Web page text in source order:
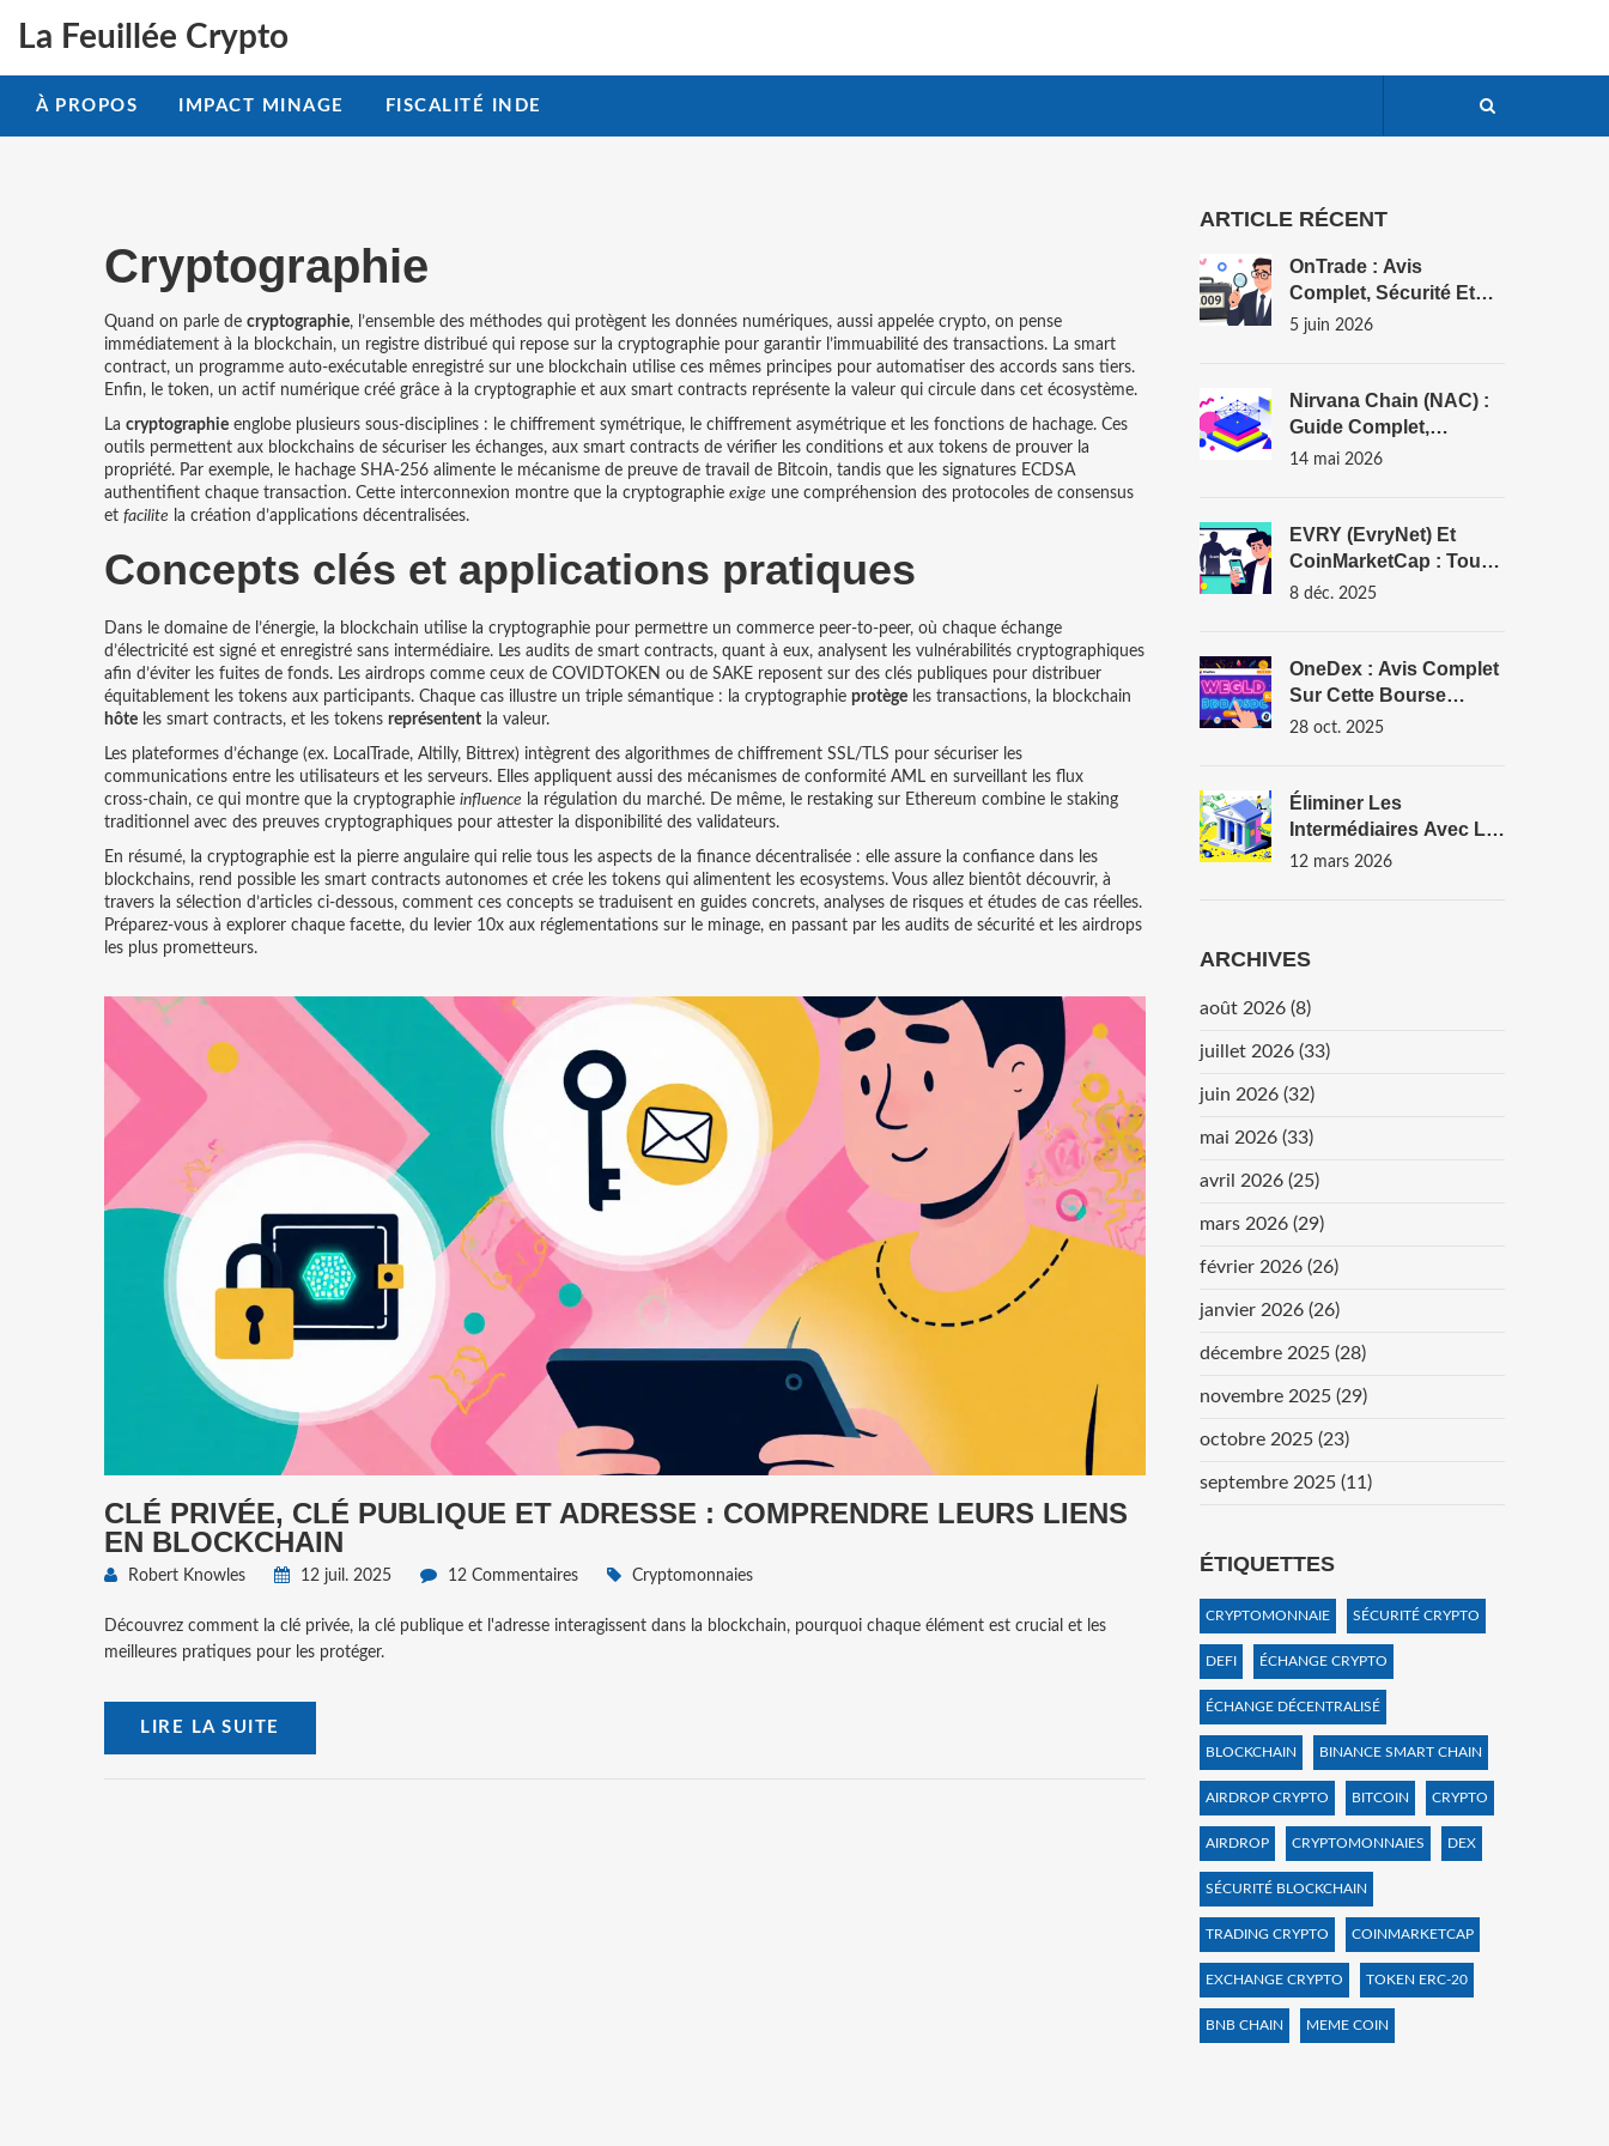
La Feuillée Crypto
À PROPOS IMPACT MINAGE FISCALITÉ INDE
Cryptographie
Quand on parle de cryptographie, l’ensemble des méthodes qui protègent les données numériques, aussi appelée crypto, on pense
immédiatement à la blockchain, un registre distribué qui repose sur la cryptographie pour garantir l’immuabilité des transactions. La smart
contract, un programme auto‑exécutable enregistré sur une blockchain utilise ces mêmes principes pour automatiser des accords sans tiers.
Enfin, le token, un actif numérique créé grâce à la cryptographie et aux smart contracts représente la valeur qui circule dans cet écosystème.
La cryptographie englobe plusieurs sous‑disciplines : le chiffrement symétrique, le chiffrement asymétrique et les fonctions de hachage. Ces
outils permettent aux blockchains de sécuriser les échanges, aux smart contracts de vérifier les conditions et aux tokens de prouver la
propriété. Par exemple, le hachage SHA‑256 alimente le mécanisme de preuve de travail de Bitcoin, tandis que les signatures ECDSA
authentifient chaque transaction. Cette interconnexion montre que la cryptographie exige une compréhension des protocoles de consensus
et facilite la création d’applications décentralisées.
Concepts clés et applications pratiques
Dans le domaine de l’énergie, la blockchain utilise la cryptographie pour permettre un commerce peer‑to‑peer, où chaque échange
d’électricité est signé et enregistré sans intermédiaire. Les audits de smart contracts, quant à eux, analysent les vulnérabilités cryptographiques
afin d’éviter les fuites de fonds. Les airdrops comme ceux de COVIDTOKEN ou de SAKE reposent sur des clés publiques pour distribuer
équitablement les tokens aux participants. Chaque cas illustre un triple sémantique : la cryptographie protège les transactions, la blockchain
hôte les smart contracts, et les tokens représentent la valeur.
Les plateformes d’échange (ex. LocalTrade, Altilly, Bittrex) intègrent des algorithmes de chiffrement SSL/TLS pour sécuriser les
communications entre les utilisateurs et les serveurs. Elles appliquent aussi des mécanismes de conformité AML en surveillant les flux
cross‑chain, ce qui montre que la cryptographie influence la régulation du marché. De même, le restaking sur Ethereum combine le staking
traditionnel avec des preuves cryptographiques pour attester la disponibilité des validateurs.
En résumé, la cryptographie est la pierre angulaire qui relie tous les aspects de la finance décentralisée : elle assure la confiance dans les
blockchains, rend possible les smart contracts autonomes et crée les tokens qui alimentent les ecosystems. Vous allez bientôt découvrir, à
travers la sélection d’articles ci‑dessous, comment ces concepts se traduisent en guides concrets, analyses de risques et études de cas réelles.
Préparez‑vous à explorer chaque facette, du levier 10x aux réglementations sur le minage, en passant par les audits de sécurité et les airdrops
les plus prometteurs.
CLÉ PRIVÉE, CLÉ PUBLIQUE ET ADRESSE : COMPRENDRE LEURS LIENS
EN BLOCKCHAIN
Robert Knowles 12 juil. 2025 12 Commentaires Cryptomonnaies
Découvrez comment la clé privée, la clé publique et l'adresse interagissent dans la blockchain, pourquoi chaque élément est crucial et les
meilleures pratiques pour les protéger.
LIRE LA SUITE
ARTICLE RÉCENT
OnTrade : Avis
Complet, Sécurité Et
Alternatives Pour
5 juin 2026
Nirvana Chain (NAC) :
Guide Complet,
Technologie Et Analyse
14 mai 2026
EVRY (EvryNet) Et
CoinMarketCap : Tout
Ce Que Vous Devez
8 déc. 2025
OneDex : Avis Complet
Sur Cette Bourse
Crypto Décentralisée
28 oct. 2025
Éliminer Les
Intermédiaires Avec La
Blockchain
12 mars 2026
ARCHIVES
août 2026 (8)
juillet 2026 (33)
juin 2026 (32)
mai 2026 (33)
avril 2026 (25)
mars 2026 (29)
février 2026 (26)
janvier 2026 (26)
décembre 2025 (28)
novembre 2025 (29)
octobre 2025 (23)
septembre 2025 (11)
ÉTIQUETTES
CRYPTOMONNAIE SÉCURITÉ CRYPTO
DEFI ÉCHANGE CRYPTO
ÉCHANGE DÉCENTRALISÉ
BLOCKCHAIN BINANCE SMART CHAIN
AIRDROP CRYPTO BITCOIN CRYPTO
AIRDROP CRYPTOMONNAIES DEX
SÉCURITÉ BLOCKCHAIN
TRADING CRYPTO COINMARKETCAP
EXCHANGE CRYPTO TOKEN ERC-20
BNB CHAIN MEME COIN